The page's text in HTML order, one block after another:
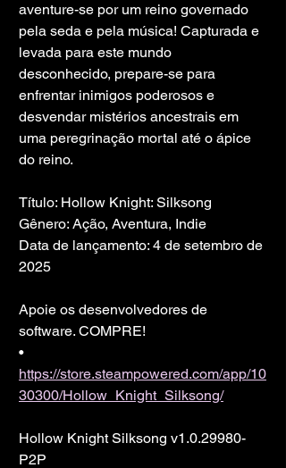
aventure-se por um reino governado
pela seda e pela música! Capturada e
levada para este mundo
desconhecido, prepare-se para
enfrentar inimigos poderosos e
desvendar mistérios ancestrais em
uma peregrinação mortal até o ápice
do reino.
Título: Hollow Knight: Silksong
Gênero: Ação, Aventura, Indie
Data de lançamento: 4 de setembro de
2025
Apoie os desenvolvedores de
software. COMPRE!
•
https://store.steampowered.com/app/10
30300/Hollow_Knight_Silksong/
Hollow Knight Silksong v1.0.29980-
P2P